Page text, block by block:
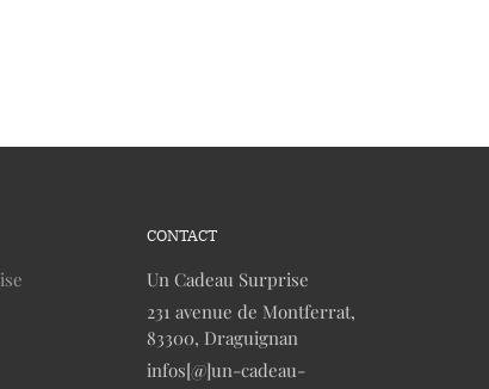
CONTACT
Un Cadeau Surprise
231 avenue de Montferrat,
83300, Draguignan
infos[@]un-cadeau-